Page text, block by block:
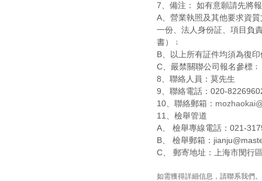
7 、備注： 如有意願請先將
A 、營業執照及其他要求資
一份、法人身份証、項目負
書）﹔
B 、以上所有証件均須為復
C 、嚴禁關聯公司報名參標﹔
8 、聯絡人員：莫先生
9 、聯絡電話： 020-
10 、聯絡郵箱：
11
、檢舉管道
A 、 檢舉專線電話： 021-
B 、 檢舉郵箱：
C 、 郵寄地址：上海市閔行
如需獲得詳細信息，請聯系我們。